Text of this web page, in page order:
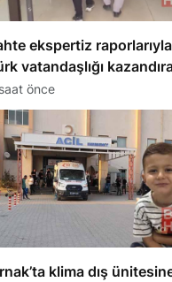
ekspertiz raporlarıyla
vatandaşlığı
örgütüne operasyon: 32
önce
klima dış